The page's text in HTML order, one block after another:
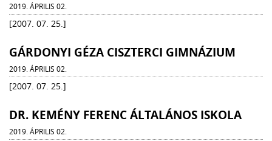
2019. ÁPRILIS 02.
[2007. 07. 25.]
GÁRDONYI GÉZA CISZTERCI GIMNÁZIUM
2019. ÁPRILIS 02.
[2007. 07. 25.]
DR. KEMÉNY FERENC ÁLTALÁNOS ISKOLA
2019. ÁPRILIS 02.